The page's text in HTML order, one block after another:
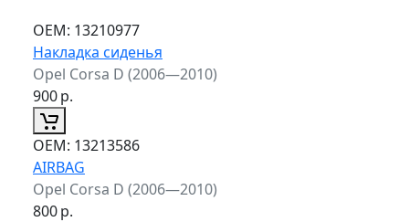
ОЕМ: 13210977
Накладка сиденья
Opel Corsa D (2006—2010)
900р.
ОЕМ: 13213586
AIRBAG
Opel Corsa D (2006—2010)
800р.